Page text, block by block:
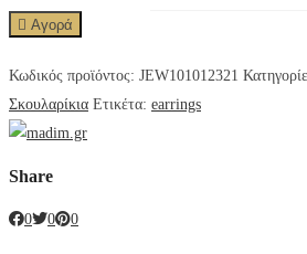
Αγορά
Κωδικός προϊόντος: JEW101012321
Σκουλαρίκια Ετικέτα: earrings
Share
0 0 0